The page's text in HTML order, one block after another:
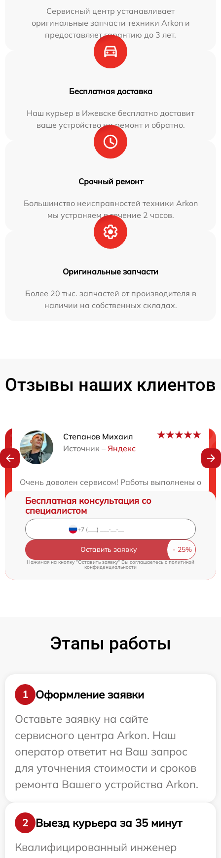
Сервисный центр устанавливает
оригинальные запчасти техники Arkon и
предоставляет гарантию до 3 лет.
Бесплатная доставка
Наш курьер в Ижевске бесплатно доставит
ваше устройство на ремонт и обратно.
Срочный ремонт
Большинство неисправностей техники Arkon
мы устраняем в течение 2 часов.
Оригинальные запчасти
Более 20 тыс. запчастей от производителя в
наличии на собственных складах.
Отзывы наших клиентов
Степанов Михаил
Источник – Яндекс
Очень доволен сервисом! Работы выполнены
Нужна консультация?
Бесплатная консультация со
специалистом
Оставить заявку
Нажимая на кнопку "Оставить заявку" Вы соглашаетесь c политикой
конфиденциальности
Этапы работы
1
Оформление заявки
Оставьте заявку на сайте
сервисного центра Arkon. Наш
оператор ответит на Ваш запрос
для уточнения стоимости и сроков
ремонта Вашего устройства Arkon.
2
Выезд курьера за 35 минут
Квалифицированный инженер